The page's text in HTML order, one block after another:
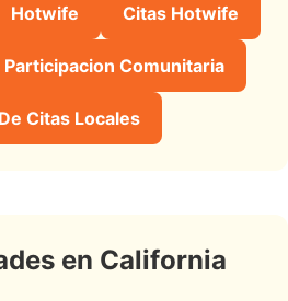
Hotwife Citas Hotwife
Participacion Comunitaria
Citas Locales
en California